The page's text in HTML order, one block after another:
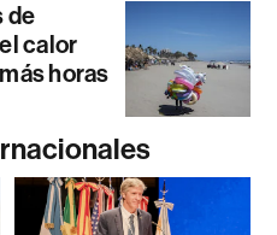
de
calor
horas